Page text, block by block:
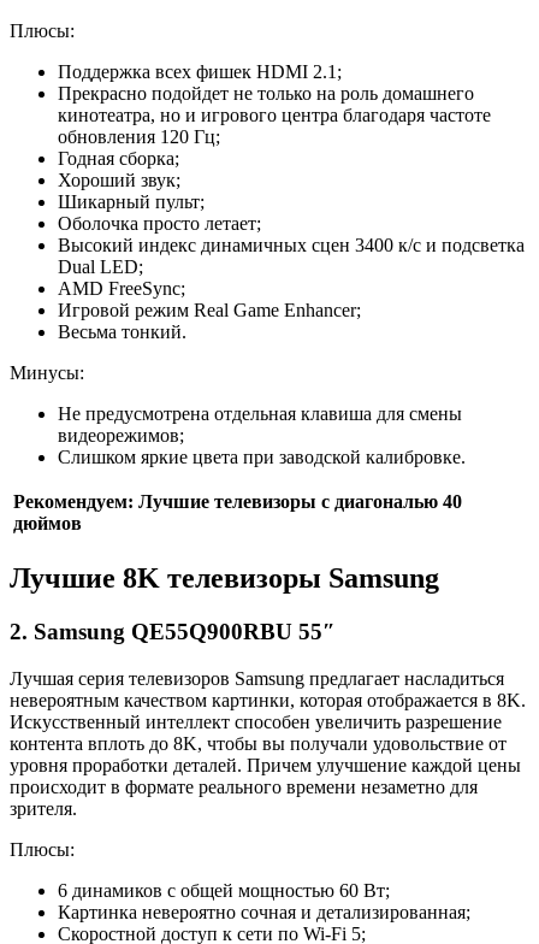
Плюсы:
Поддержка всех фишек HDMI 2.1;
Прекрасно подойдет не только на роль домашнего
кинотеатра, но и игрового центра благодаря частоте
обновления 120 Гц;
Годная сборка;
Хороший звук;
Шикарный пульт;
Оболочка просто летает;
Высокий индекс динамичных сцен 3400 к/с и подсветка
Dual LED;
AMD FreeSync;
Игровой режим Real Game Enhancer;
Весьма тонкий.
Минусы:
Не предусмотрена отдельная клавиша для смены
видеорежимов;
Слишком яркие цвета при заводской калибровке.
Рекомендуем: Лучшие телевизоры с диагональю 40
дюймов
Лучшие 8K телевизоры Samsung
2. Samsung QE55Q900RBU 55″
Лучшая серия телевизоров Samsung предлагает насладиться
невероятным качеством картинки, которая отображается в 8K.
Искусственный интеллект способен увеличить разрешение
контента вплоть до 8K, чтобы вы получали удовольствие от
уровня проработки деталей. Причем улучшение каждой цены
происходит в формате реального времени незаметно для
зрителя.
Плюсы:
6 динамиков с общей мощностью 60 Вт;
Картинка невероятно сочная и детализированная;
Скоростной доступ к сети по Wi-Fi 5;